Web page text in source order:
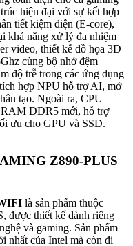
hiện đại với sự kết hợp
tiết kiệm điện (E-core),
khả năng xử lý đa nhiệm
video, thiết kế đồ họa 3D
cùng bộ nhớ đệm
độ trễ trong các ứng dụng
hợp NPU hỗ trợ AI, mở
tạo. Ngoài ra, CPU
RAM DDR5 mới, hỗ trợ
ưu cho GPU và SSD.
Z890-PLUS
là sản phẩm thuộc
được thiết kế dành riêng
và gaming. Sản phẩm
nhất của Intel mà còn đi